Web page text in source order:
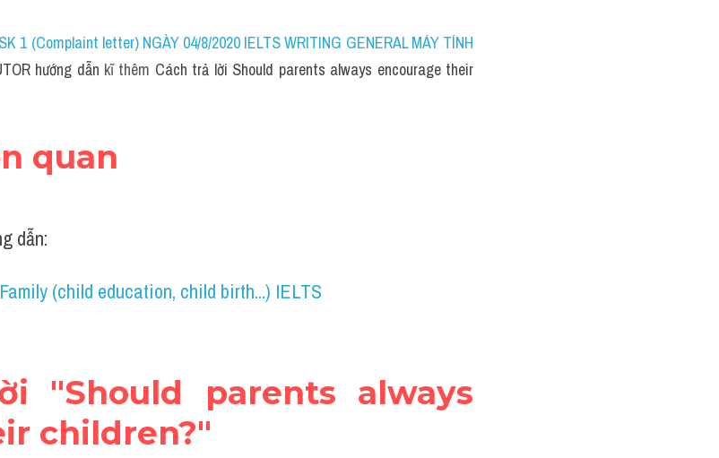
1 (Complaint letter) NGÀY 04/8/2020 IELTS WRITING GENERAL MÁY TÍNH
hướng dẫn kĩ thêm Cách trả lời Should parents always encourage their
quan
dẫn:
(child education, child birth...) IELTS
"Should parents always
children?"